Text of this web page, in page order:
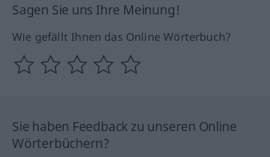
Sagen Sie uns Ihre Meinung!
Wie gefällt Ihnen das Online Wörterbuch?
Sie haben Feedback zu unseren Online
Wörterbüchern?